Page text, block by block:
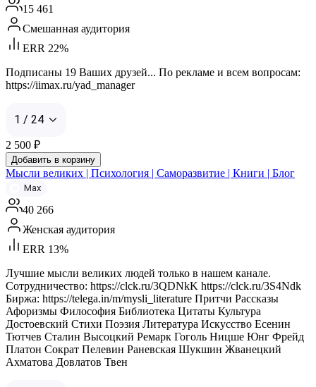
15 461
Смешанная аудитория
ERR 22%
Подписаны 19 Ваших друзей... По рекламе и всем вопросам:
https://iimax.ru/yad_manager
1 / 24
2 500 ₽
Добавить в корзину
Мысли великих | Психология | Саморазвитие | Книги | Блог
Max
40 266
Женская аудитория
ERR 13%
Лучшие мысли великих людей только в нашем канале.
Сотрудничество: https://clck.ru/3QDNkK https://clck.ru/3S4Ndk
Биржа: https://telega.in/m/mysli_literature Притчи Рассказы
Афоризмы Философия Библиотека Цитаты Культура
Достоевский Стихи Поэзия Литература Искусство Есенин
Тютчев Сталин Высоцкий Ремарк Гоголь Ницше Юнг Фрейд
Платон Сократ Пелевин Раневская Шукшин Жванецкий
Ахматова Довлатов Твен